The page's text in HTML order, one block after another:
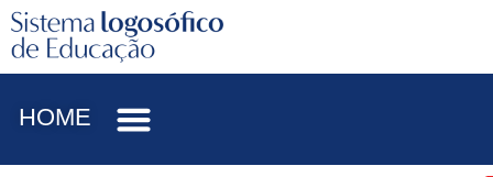
HOME